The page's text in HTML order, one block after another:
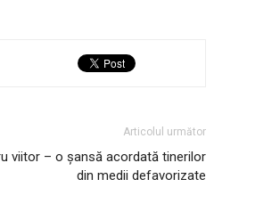
Articolul următor
viitor – o șansă acordată tinerilor
din medii defavorizate